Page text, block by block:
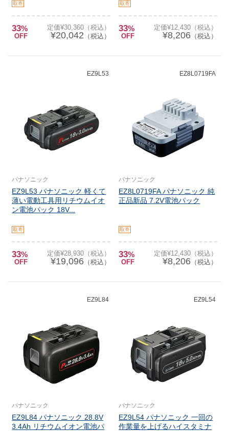
取寄
33%
OFF
定価¥30,360（税込）
¥20,042 （税込）
取寄
33%
OFF
定価¥12,430（税込）
¥8,206（税込）
EZ9L53
パナソニック
EZ9L53 パナソニック 軽くて
薄い電動工具用リチウムイオ
ン電池パック 18V...
取寄
33%
OFF
定価¥28,930（税込）
¥19,096（税込）
EZ8L0719FA
パナソニック
EZ8L0719FA パナソニック 純
正品新品 7.2V電池パック
取寄
33%
OFF
定価¥12,430（税込）
¥8,206（税込）
EZ9L84
パナソニック
EZ9L84 パナソニック 28.8V
3.4Ah リチウムイオン電池パ
EZ9L54
パナソニック
EZ9L54 パナソニック 一回の
作業量を上げるハイスタミナ